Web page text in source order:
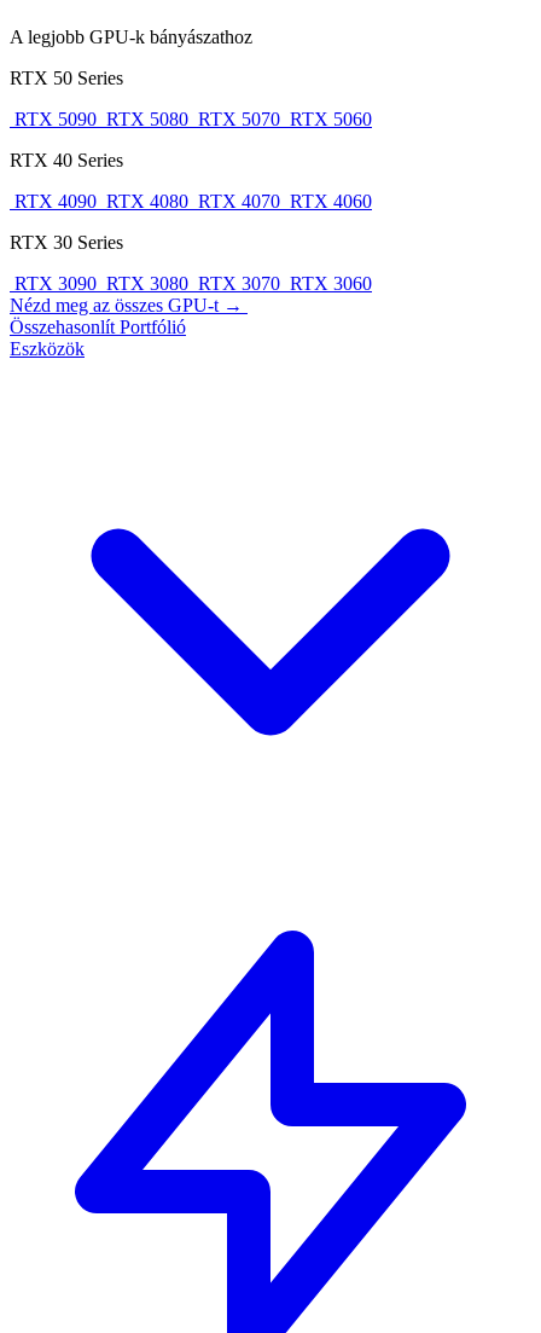
A legjobb GPU-k bányászathoz
RTX 50 Series
RTX 5090 RTX 5080 RTX 5070 RTX 5060
RTX 40 Series
RTX 4090 RTX 4080 RTX 4070 RTX 4060
RTX 30 Series
RTX 3090 RTX 3080 RTX 3070 RTX 3060
Nézd meg az összes GPU-t →
Összehasonlít Portfólió
Eszközök